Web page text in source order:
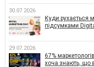
30.07.2026
Куди рухається
підсумками
29.07.2026
67%
хоча знають, що